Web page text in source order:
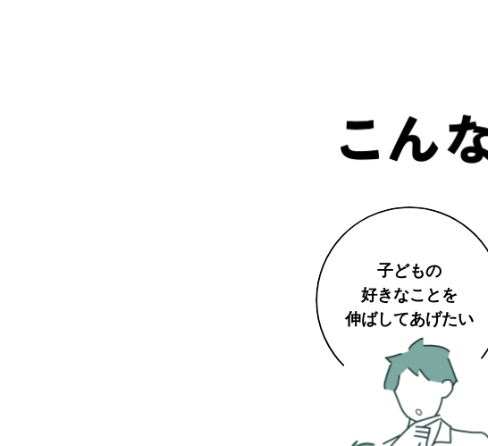
子どもの
好きなことを
伸ばしてあげたい